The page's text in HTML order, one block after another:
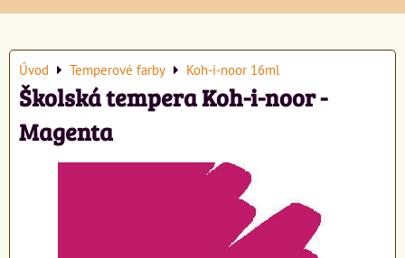
Úvod Temperové farby Koh-i-noor 16ml
Školská tempera Koh-i-noor -
Magenta